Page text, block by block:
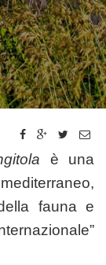
è una
fauna e